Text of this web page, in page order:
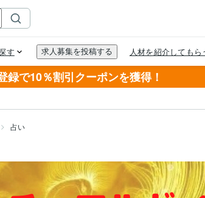
録で10％割引クーポンを獲得！
占い